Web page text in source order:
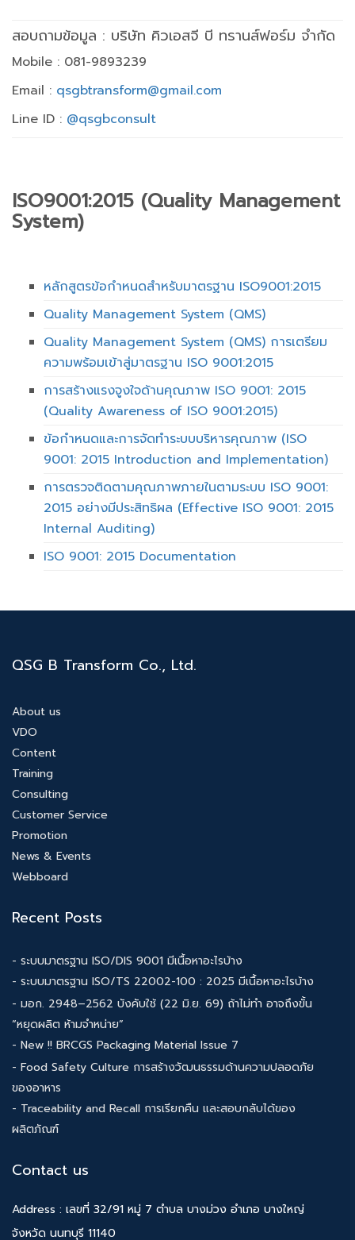
สอบถามข้อมูล : บริษัท คิวเอสจี บี ทรานส์ฟอร์ม จำกัด
Mobile : 081-9893239
Email : qsgbtransform@gmail.com
Line ID : @qsgbconsult
ISO9001:2015 (Quality Management
System)
หลักสูตรข้อกำหนดสำหรับมาตรฐาน ISO9001:2015
Quality Management System (QMS)
Quality Management System (QMS) การเตรียม
ความพร้อมเข้าสู่มาตรฐาน ISO 9001:2015
การสร้างแรงจูงใจด้านคุณภาพ ISO 9001: 2015
(Quality Awareness of ISO 9001:2015)
ข้อกำหนดและการจัดทำระบบบริหารคุณภาพ (ISO
9001: 2015 Introduction and Implementation)
การตรวจติดตามคุณภาพภายในตามระบบ ISO 9001:
2015 อย่างมีประสิทธิผล (Effective ISO 9001: 2015
Internal Auditing)
ISO 9001: 2015 Documentation
QSG B Transform Co., Ltd.
About us
VDO
Content
Training
Consulting
Customer Service
Promotion
News & Events
Webboard
Recent Posts
- ระบบมาตรฐาน ISO/DIS 9001 มีเนื้อหาอะไรบ้าง
- ระบบมาตรฐาน ISO/TS 22002-100 : 2025 มีเนื้อหาอะไรบ้าง
- มอก. 2948–2562 บังคับใช้ (22 มิ.ย. 69) ถ้าไม่ทำ อาจถึงขั้น
“หยุดผลิต ห้ามจำหน่าย”
- New !! BRCGS Packaging Material Issue 7
- Food Safety Culture การสร้างวัฒนธรรมด้านความปลอดภัย
ของอาหาร
- Traceability and Recall การเรียกคืน และสอบกลับได้ของ
ผลิตภัณฑ์
Contact us
Address : เลขที่ 32/91 หมู่ 7 ตำบล บางม่วง อำเภอ บางใหญ่
จังหวัด นนทบุรี 11140